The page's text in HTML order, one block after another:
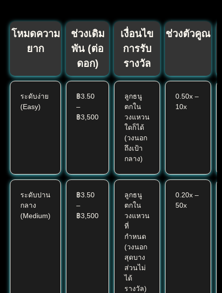
โหมดความ
ยาก
ช่วงเดิม
พัน (ต่อ
ดอก)
เงื่อนไข
การรับ
รางวัล
ช่วงตัวคูณ
ระดับง่าย
(Easy)
฿3.50
–
฿3,500
ลูกธนู
ตกใน
วงแหวน
ใดก็ได้
(วงนอก
ถึงเป้า
กลาง)
0.50x –
10x
ระดับปาน
กลาง
(Medium)
฿3.50
–
฿3,500
ลูกธนู
ตกใน
วงแหวน
ที่
กำหนด
(วงนอก
สุดบาง
ส่วนไม่
ได้
รางวัล)
0.20x –
50x